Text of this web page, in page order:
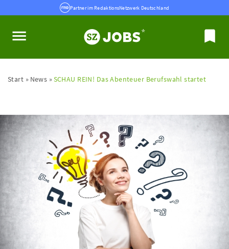
Partner im RedaktionsNetzwerk Deutschland
Start News SCHAU REIN! Das Abenteuer Berufswahl startet